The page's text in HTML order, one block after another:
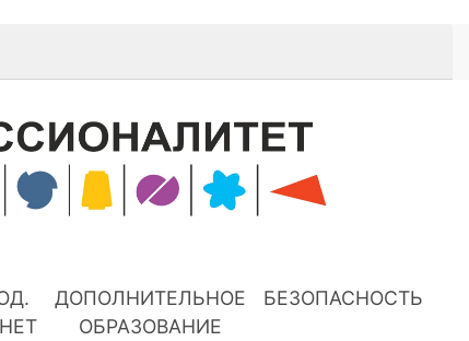
ДОПОЛНИТЕЛЬНОЕ
ОБРАЗОВАНИЕ
БЕЗОПАСНОСТЬ